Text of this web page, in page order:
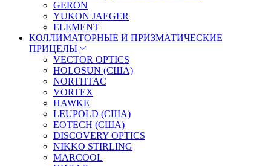
GERON
YUKON JAEGER
ELEMENT
КОЛЛИМАТОРНЫЕ И ПРИЗМАТИЧЕСКИЕ
ПРИЦЕЛЫ
VECTOR OPTICS
HOLOSUN (США)
NORTHTAC
VORTEX
HAWKE
LEUPOLD (США)
EOTECH (США)
DISCOVERY OPTICS
NIKKO STIRLING
MARCOOL